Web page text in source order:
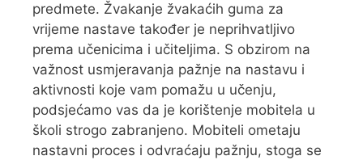
predmete. Žvakanje žvakaćih guma za
vrijeme nastave također je neprihvatljivo
prema učenicima i učiteljima. S obzirom na
važnost usmjeravanja pažnje na nastavu i
aktivnosti koje vam pomažu u učenju,
podsjećamo vas da je korištenje mobitela u
školi strogo zabranjeno. Mobiteli ometaju
nastavni proces i odvraćaju pažnju, stoga se